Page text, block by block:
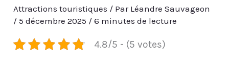
Attractions touristiques / Par Léandre Sauvageon
/5 décembre 2025 /6 minutes de lecture
4.8/5 - (5 votes)